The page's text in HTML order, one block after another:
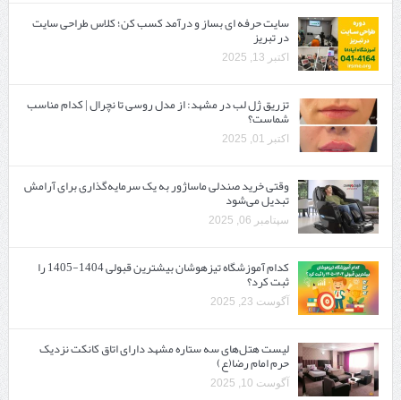
سایت حرفه ‌ای بساز و درآمد کسب کن؛ کلاس طراحی سایت
در تبریز
اکتبر 13, 2025
تزریق ژل لب در مشهد: از مدل روسی تا نچرال | کدام مناسب
شماست؟
اکتبر 01, 2025
وقتی خرید صندلی ماساژور به یک سرمایه‌گذاری برای آرامش
تبدیل می‌شود
سپتامبر 06, 2025
کدام آموزشگاه تیزهوشان بیشترین قبولی 1404-1405 را
ثبت کرد؟
آگوست 23, 2025
لیست هتل‌های سه ستاره مشهد دارای اتاق کانکت نزدیک
حرم امام رضا(ع)
آگوست 10, 2025